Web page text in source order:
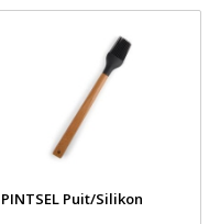
PINTSEL Puit/Silikon